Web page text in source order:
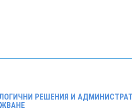
РЕШЕНИЯ И